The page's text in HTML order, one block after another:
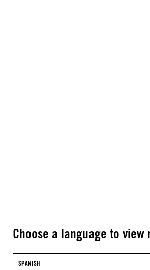
Choose a language to
SPANISH